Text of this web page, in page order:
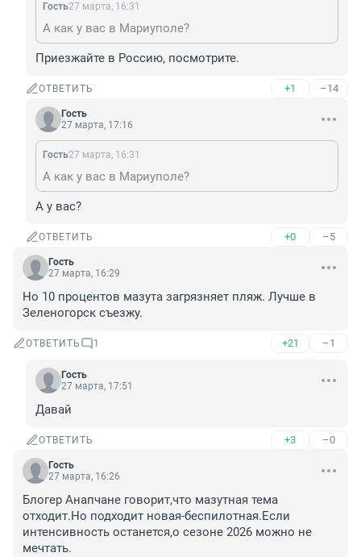
Гость27 марта, 16:31
А как у вас в Мариуполе?
Приезжайте в Россию, посмотрите.
ОТВЕТИТЬ +1 –14
Гость
27 марта, 17:16
Гость27 марта, 16:31
А как у вас в Мариуполе?
А у вас?
ОТВЕТИТЬ +0 –5
Гость
27 марта, 16:29
Но 10 процентов мазута загрязняет пляж. Лучше в
Зеленогорск съезжу.
ОТВЕТИТЬ 1 +21 –1
Гость
27 марта, 17:51
Давай
ОТВЕТИТЬ +3 –0
Гость
27 марта, 16:26
Блогер Анапчане говорит,что мазутная тема
отходит.Но подходит новая-беспилотная.Если
интенсивность останется,о сезоне 2026 можно не
мечтать.